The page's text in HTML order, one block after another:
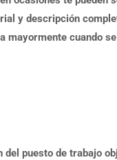
y descripción
mayormente cuando
puesto de trabajo